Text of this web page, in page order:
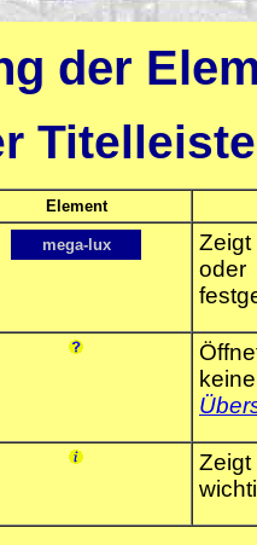
der
Titelleiste
Element
mega-lux